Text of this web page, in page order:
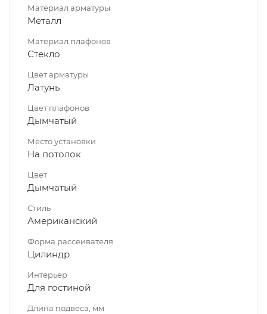
Материал арматуры
Металл
Материал плафонов
Стекло
Цвет арматуры
Латунь
Цвет плафонов
Дымчатый
Место установки
На потолок
Цвет
Дымчатый
Стиль
Американский
Форма рассеивателя
Цилиндр
Интерьер
Для гостиной
Длина подвеса, мм